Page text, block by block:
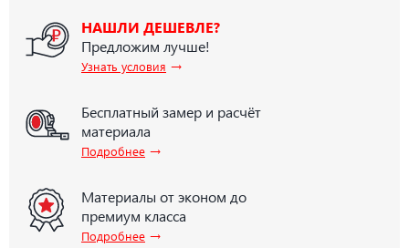
НАШЛИ ДЕШЕВЛЕ?
Предложим лучше!
Узнать условия →
Бесплатный замер и расчёт
материала
Подробнее →
Материалы от эконом до
премиум класса
Подробнее →